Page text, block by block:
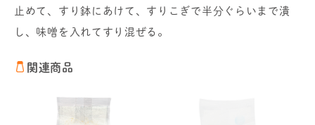
止めて、すり鉢にあけて、すりこぎで半分ぐらいまで潰
し、味噌を入れてすり混ぜる。
関連商品